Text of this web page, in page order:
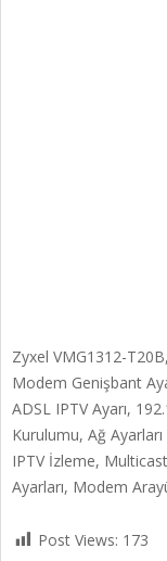
Zyxel VMG1312-
Modem Genişbant
ADSL IPTV Ayarı,
Kurulumu, Ağ
IPTV İzleme,
Ayarları, Modem
Post Views: 173